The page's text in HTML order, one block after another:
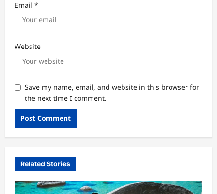
Email *
Website
Save my name, email, and website in this browser for
the next time I comment.
Related Stories